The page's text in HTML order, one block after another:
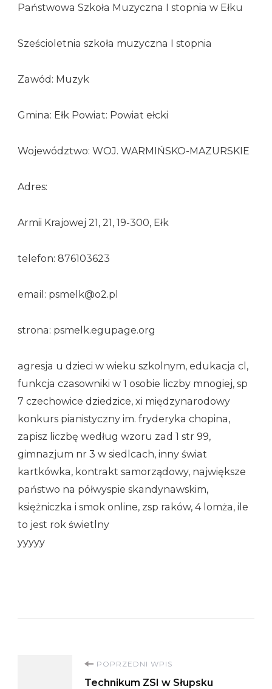
Państwowa Szkoła Muzyczna I stopnia w Ełku
Sześcioletnia szkoła muzyczna I stopnia
Zawód: Muzyk
Gmina: Ełk Powiat: Powiat ełcki
Województwo: WOJ. WARMIŃSKO-MAZURSKIE
Adres:
Armii Krajowej 21, 21, 19-300, Ełk
telefon: 876103623
email: psmelk@o2.pl
strona: psmelk.egupage.org
agresja u dzieci w wieku szkolnym, edukacja cl,
funkcja czasowniki w 1 osobie liczby mnogiej, sp
7 czechowice dziedzice, xi międzynarodowy
konkurs pianistyczny im. fryderyka chopina,
zapisz liczbę według wzoru zad 1 str 99,
gimnazjum nr 3 w siedlcach, inny świat
kartkówka, kontrakt samorządowy, największe
państwo na półwyspie skandynawskim,
księżniczka i smok online, zsp raków, 4 lomża, ile
to jest rok świetlny
yyyyy
Nawigacja
POPRZEDNI WPIS
Technikum ZSI w Słupsku